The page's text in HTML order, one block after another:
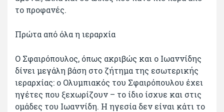
το προφανές.
Πρώτα από όλα η ιεραρχία
Ο Σφαιρόπουλος, όπως ακριβώς και ο Ιωαννίδης
δίνει μεγάλη βάση στο ζήτημα της εσωτερικής
ιεραρχίας: ο Ολυμπιακός του Σφαιρόπουλου έχει
ηγέτες που ξεχωρίζουν – το ίδιο ίσχυε και στις
ομάδες του Ιωαννίδη. Η ηγεσία δεν είναι κάτι το